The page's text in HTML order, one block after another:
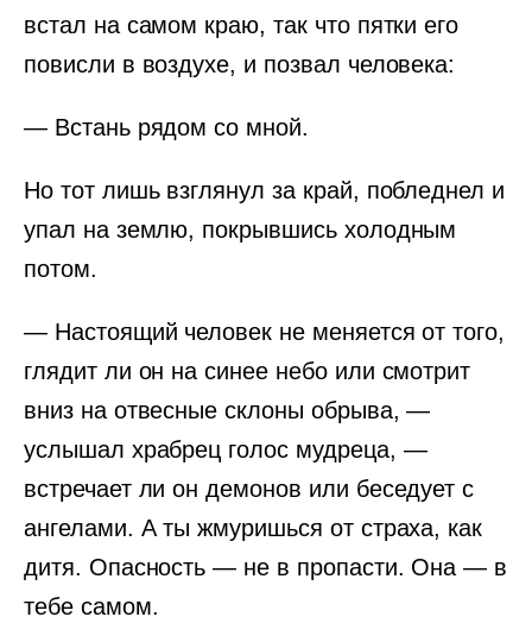
встал на самом краю, так что пятки его
повисли в воздухе, и позвал человека:
— Встань рядом со мной.
Но тот лишь взглянул за край, побледнел и
упал на землю, покрывшись холодным
потом.
— Настоящий человек не меняется от того,
глядит ли он на синее небо или смотрит
вниз на отвесные склоны обрыва, —
услышал храбрец голос мудреца, —
встречает ли он демонов или беседует с
ангелами. А ты жмуришься от страха, как
дитя. Опасность — не в пропасти. Она — в
тебе самом.